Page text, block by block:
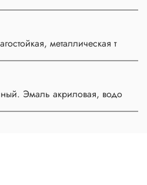
металлическая т
Эмаль акриловая, водо